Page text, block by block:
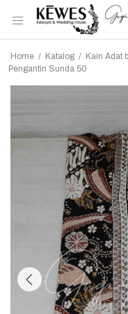
Home / Katalog / Kain Adat
Pengantin Sunda 50